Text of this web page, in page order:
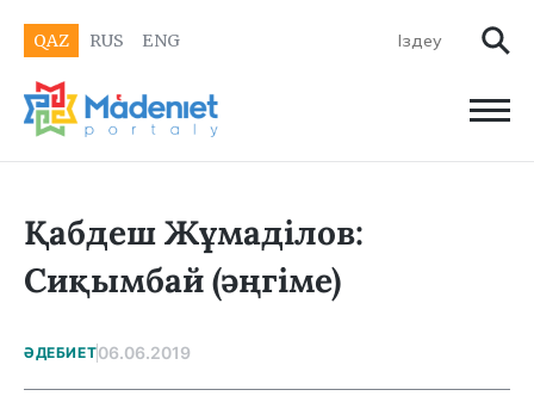
QAZ RUS ENG
Қабдеш Жұмаділов:
Сиқымбай (әңгіме)
ӘДЕБИЕТ06.06.2019